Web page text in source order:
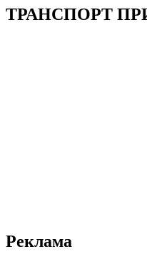
ТРАНСПОРТ
Реклама